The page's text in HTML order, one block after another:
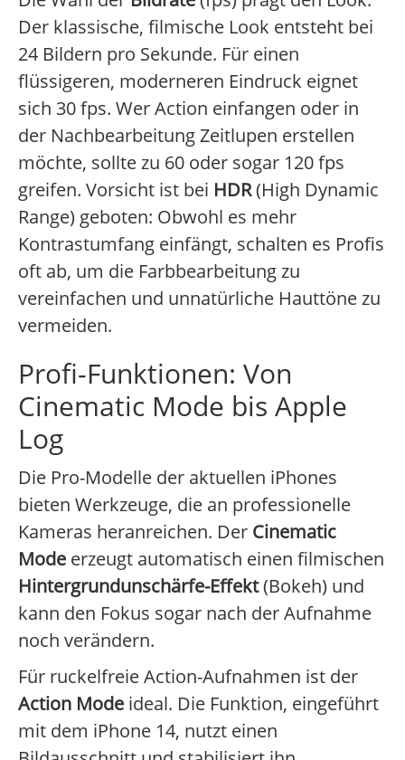
Der klassische, filmische Look entsteht bei
24 Bildern pro Sekunde. Für einen
flüssigeren, moderneren Eindruck eignet
sich 30 fps. Wer Action einfangen oder in
der Nachbearbeitung Zeitlupen erstellen
möchte, sollte zu 60 oder sogar 120 fps
greifen. Vorsicht ist bei HDR(High Dynamic
Range) geboten: Obwohl es mehr
Kontrastumfang einfängt, schalten es Profis
oft ab, um die Farbbearbeitung zu
vereinfachen und unnatürliche Hauttöne zu
vermeiden.
Profi-Funktionen: Von
Cinematic Mode bis Apple
Log
Die Pro-Modelle der aktuellen iPhones
bieten Werkzeuge, die an professionelle
Kameras heranreichen. Der Cinematic
Mode erzeugt automatisch einen filmischen
Hintergrundunschärfe-Effekt(Bokeh) und
kann den Fokus sogar nach der Aufnahme
noch verändern.
Für ruckelfreie Action-Aufnahmen ist der
Action Mode ideal. Die Funktion, eingeführt
mit dem iPhone 14, nutzt einen